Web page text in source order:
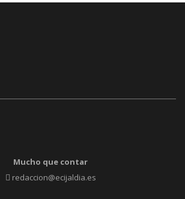
Mucho que contar
redaccion@ecijaldia.es